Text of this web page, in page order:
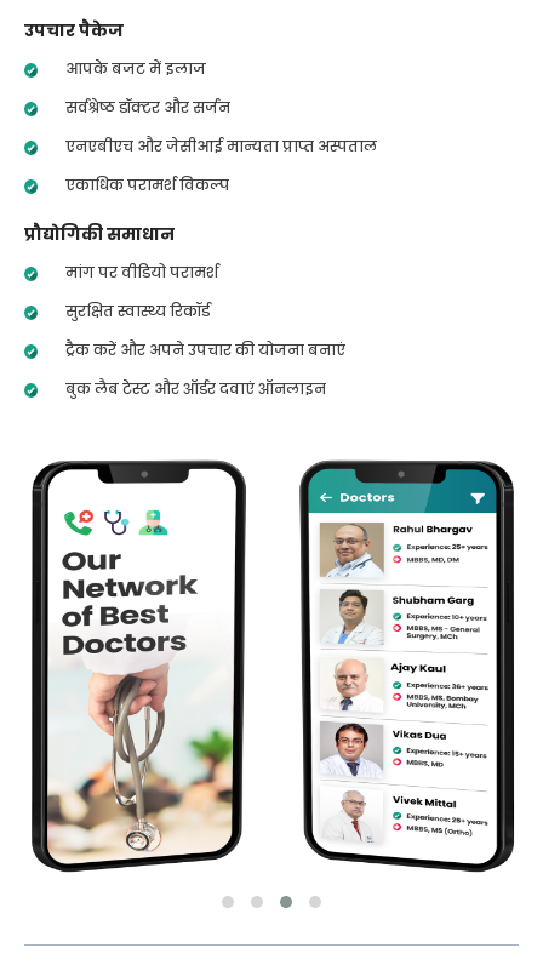
उपचार पैकेज
आपके बजट में इलाज
सर्वश्रेष्ठ डॉक्टर और सर्जन
एनएबीएच और जेसीआई मान्यता प्राप्त अस्पताल
एकाधिक परामर्श विकल्प
प्रौद्योगिकी समाधान
मांग पर वीडियो परामर्श
सुरक्षित स्वास्थ्य रिकॉर्ड
ट्रैक करें और अपने उपचार की योजना बनाएं
बुक लैब टेस्ट और ऑर्डर दवाएं ऑनलाइन